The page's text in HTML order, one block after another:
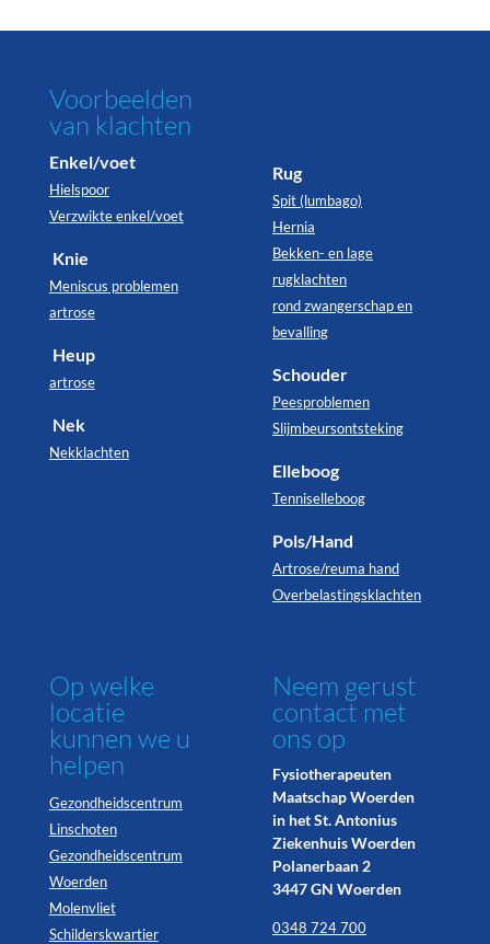
Voorbeelden
van klachten
Enkel/voet
Hielspoor
Verzwikte enkel/voet
Knie
Meniscus problemen
artrose
Heup
artrose
Nek
Nekklachten
Rug
Spit (lumbago)
Hernia
Bekken- en lage
rugklachten
rond zwangerschap en
bevalling
Schouder
Peesproblemen
Slijmbeursontsteking
Elleboog
Tenniselleboog
Pols/Hand
Artrose/reuma hand
Overbelastingsklachten
Op welke
locatie
kunnen we u
helpen
Gezondheidscentrum
Linschoten
Gezondheidscentrum
Woerden
Molenvliet
Schilderskwartier
Neem gerust
contact met
ons op
Fysiotherapeuten
Maatschap Woerden
in het St. Antonius
Ziekenhuis Woerden
Polanerbaan 2
3447 GN Woerden
0348 724 700